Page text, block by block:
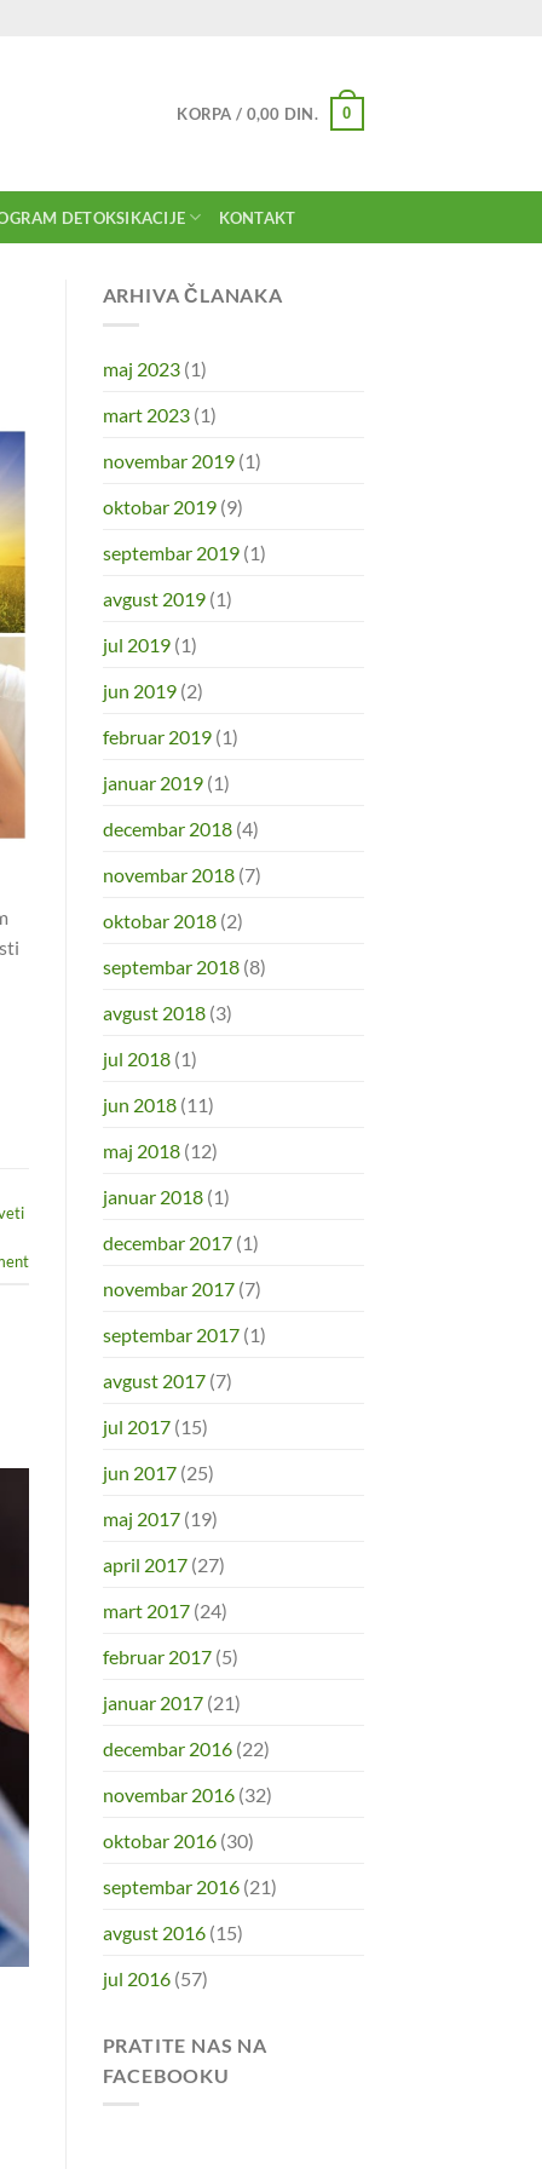
KORPA / 0,00 DIN. 0
DETOKSIKACIJE KONTAKT
ARHIVA ČLANAKA
maj 2023(1)
mart 2023(1)
novembar 2019(1)
oktobar 2019(9)
septembar 2019(1)
avgust 2019(1)
jul 2019(1)
jun 2019(2)
februar 2019(1)
januar 2019(1)
decembar 2018(4)
novembar 2018(7)
oktobar 2018(2)
septembar 2018(8)
avgust 2018(3)
jul 2018(1)
jun 2018(11)
maj 2018(12)
januar 2018(1)
decembar 2017(1)
novembar 2017(7)
septembar 2017(1)
avgust 2017(7)
jul 2017(15)
jun 2017(25)
maj 2017(19)
april 2017(27)
mart 2017(24)
februar 2017(5)
januar 2017(21)
decembar 2016(22)
novembar 2016(32)
oktobar 2016(30)
septembar 2016(21)
avgust 2016(15)
jul 2016(57)
PRATITE NAS NA
FACEBOOKU